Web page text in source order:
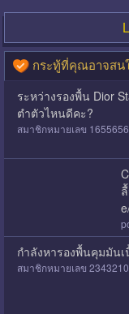
กระทู้ที่คุณอาจสน
ระหว่างรองพื้น Dior
ตำตัวไหนดีคะ?
สมาชิกหมายเลข 1655656
กำลังหารองพื้นคุมมันเ
สมาชิกหมายเลข 2343210